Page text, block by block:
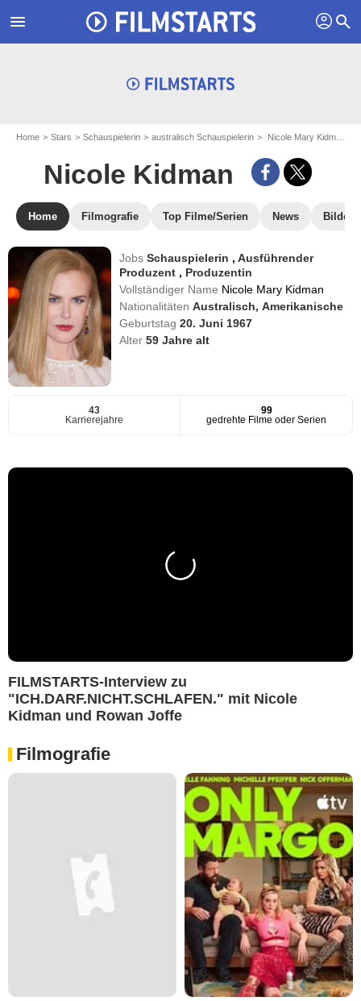
menu profil search
Home Stars Schauspielerin australisch Schauspielerin Nicole Mary Kidman - aka : Nicole Kidman
Nicole Kidman
Home Filmografie Top Filme/Serien News Bilder
JobsSchauspielerin ,Ausführender
Produzent , Produzentin
Vollständiger Name Nicole Mary Kidman
NationalitätenAustralisch, Amerikanische
Geburtstag20. Juni 1967
Alter59 Jahre alt
43
Karrierejahre
99
gedrehte Filme oder Serien
FILMSTARTS-Interview zu
"ICH.DARF.NICHT.SCHLAFEN." mit Nicole
Kidman und Rowan Joffe
Filmografie